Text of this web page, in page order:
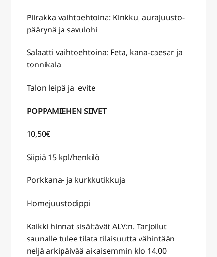
Piirakka vaihtoehtoina: Kinkku, aurajuusto-
päärynä ja savulohi
Salaatti vaihtoehtoina: Feta, kana-caesar ja
tonnikala
Talon leipä ja levite
POPPAMIEHEN SIIVET
10,50€
Siipiä 15 kpl/henkilö
Porkkana- ja kurkkutikkuja
Homejuustodippi
Kaikki hinnat sisältävät ALV:n. Tarjoilut
saunalle tulee tilata tilaisuutta vähintään
neljä arkipäivää aikaisemmin klo 14.00